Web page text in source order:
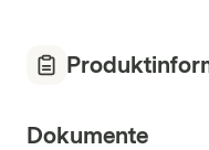
Dokumente